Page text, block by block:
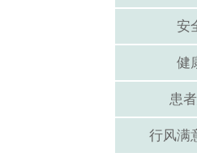
安
健
患
行风满